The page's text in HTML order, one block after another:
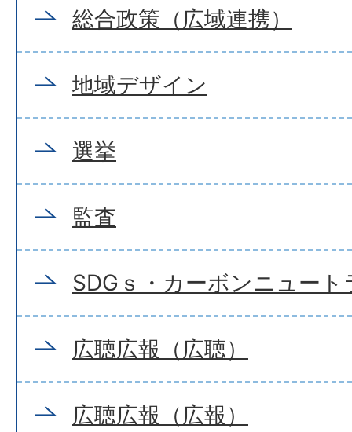
総合政策（広域連携）
地域デザイン
選挙
監査
SDGｓ・カーボンニュート
広聴広報（広聴）
広聴広報（広報）